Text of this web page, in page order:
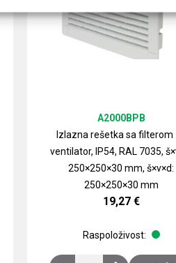
Izlazna rešetka sa filterom
ventilator, IP54, RAL 7035,
250×250×30 mm, š×v×d:
250×250×30 mm
A2000BPB
19,27 €
Raspoloživost: